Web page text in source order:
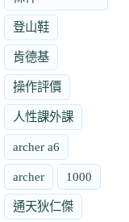
登山鞋
肯德基
操作評價
人性課外課
archer a6
archer 1000
通天狄仁傑